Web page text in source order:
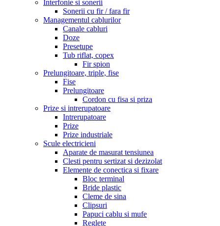
Interfonie si sonerii
Sonerii cu fir / fara fir
Managementul cablurilor
Canale cabluri
Doze
Presetupe
Tub riflat, copex
Fir spion
Prelungitoare, triple, fise
Fise
Prelungitoare
Cordon cu fisa si priza
Prize si intrerupatoare
Intrerupatoare
Prize
Prize industriale
Scule electricieni
Aparate de masurat tensiunea
Clesti pentru sertizat si dezizolat
Elemente de conectica si fixare
Bloc terminal
Bride plastic
Cleme de sina
Clipsuri
Papuci cablu si mufe
Reglete